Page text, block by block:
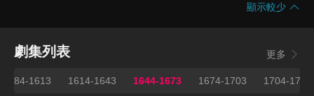
顯示較少
劇集列表 更多
1584-1613 1614-1643 1644-1673 1674-1703 1704-1733